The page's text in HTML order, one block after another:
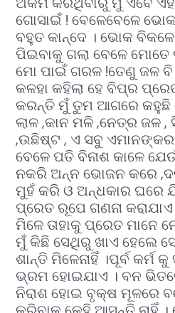
ଗୋସାଇଁ ! ବେଳେବେଳେ
ବହୁତ କାନ୍ଦେ । ଭୋକ
ପିଇବାକୁ ଗଲା ବେଳେ ମୋତେ
ମୋ ପାଇଁ ଗରଳ !ତେଣୁ ଜଳ
କଳହା କହିଲା ହେ ବିପ୍ର
କରନ୍ତି ମୁଁ ତୁମ ଆଗରେ
ଲାଳ ,କାନ ମଳି ,ନେତ୍ର ଜଳ ,
,ଉଛିଷ୍ଟ , ଏ ସବୁ ଏମାନଙ୍କର
ବେଳେ ପତି ବିନାଶ କାଳେ ଯେଉଁ
ନକରି ଅନ୍ନ ଭୋଜନ କରେ
ମୁହଁ କରି ଓ ଅନ୍ଧକାର ଘରେ
ପ୍ରେତ ରୂପେ ଗଣନା
ମିଳେ ତାହାକୁ ପ୍ରେତ ମାନେ
ମୁଁ କିଛି ସେଥିରୁ ଖାଏ ହେଲେ
ଶାନ୍ତି ମିଳେନାହିଁ ।ପୂର୍ବ
ଭ୍ରମ ହୋଇଯାଏ । ବନ
ନିରାଶ ହୋଇ ବୃକ୍ଷ ମୂଳରେ